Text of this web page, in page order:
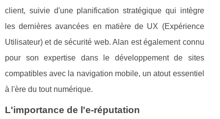
client, suivie d'une planification stratégique qui intègre
les dernières avancées en matière de UX (Expérience
Utilisateur) et de sécurité web. Alan est également connu
pour son expertise dans le développement de sites
compatibles avec la navigation mobile, un atout essentiel
à l'ère du tout numérique.
L'importance de l'e-réputation